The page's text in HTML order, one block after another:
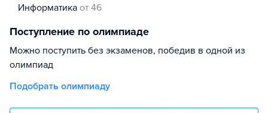
информатика от 46
Поступление по олимпиаде
Можно поступить без экзаменов, победив в одной из
олимпиад
Подобрать олимпиаду